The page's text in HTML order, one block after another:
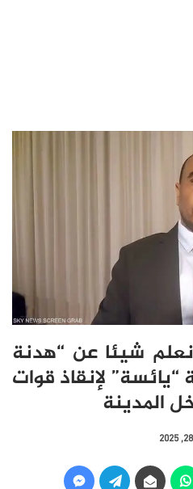
نعلم شيئا عن “هدنة
“يائسة” لإنقاذ قوات
المدينة